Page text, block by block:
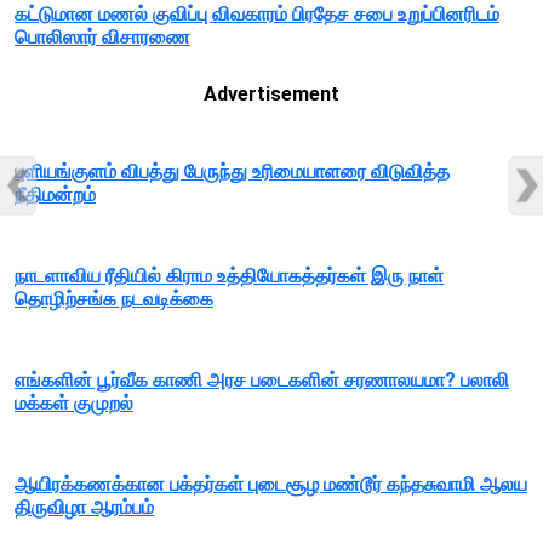
கட்டுமான மணல் குவிப்பு விவகாரம் பிரதேச சபை உறுப்பினரிடம்
பொலிஸார் விசாரணை
Advertisement
புளியங்குளம் விபத்து பேருந்து உரிமையாளரை விடுவித்த
நீதிமன்றம்
நாடளாவிய ரீதியில் கிராம உத்தியோகத்தர்கள் இரு நாள்
தொழிற்சங்க நடவடிக்கை
எங்களின் பூர்வீக காணி அரச படைகளின் சரணாலயமா? பலாலி
மக்கள் குமுறல்
ஆயிரக்கணக்கான பக்தர்கள் புடைசூழ மண்டூர் கந்தசுவாமி ஆலய
திருவிழா ஆரம்பம்